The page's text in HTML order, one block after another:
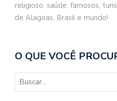
religioso, saúde, famosos,
de Alagoas, Brasil e mundo!
O QUE VOCÊ